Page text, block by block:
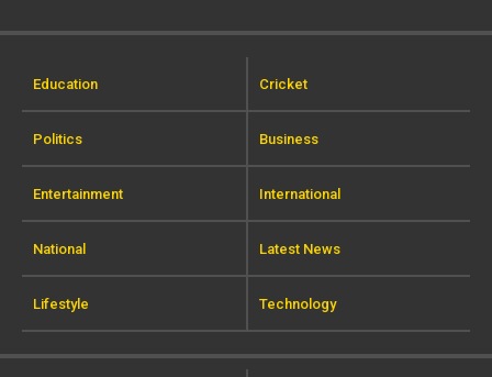
Education Cricket
Politics Business
Entertainment International
National Latest News
Lifestyle Technology